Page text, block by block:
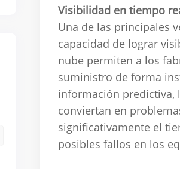
Visibilidad en tiempo
Una de las principales
capacidad de lograr
nube permiten a los
suministro de forma
información predictiva,
conviertan en
significativamente el
posibles fallos en los